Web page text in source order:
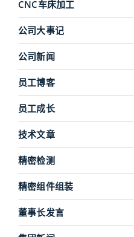
CNC车床加工
公司大事记
公司新闻
员工博客
员工成长
技术文章
精密检测
精密组件组装
董事长发言